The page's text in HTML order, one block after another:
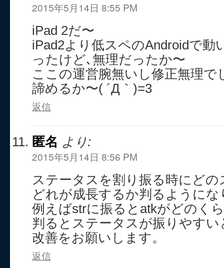
2015年5月14日 8:55 PM
iPad 2だ〜
iPad2より低スペのAndroidで動
ったけど､無理だったか〜
ここの運営腕無いし修正無理で
諦めるか〜( ´Д｀)=3
返信
匿名 より:
2015年5月14日 8:56 PM
ステータスを割り振る時にど
どれが成長するか判るように
例えばstrに振るとatkがどのく
判るとステータスが振りやすい
改善をお願いします。
返信